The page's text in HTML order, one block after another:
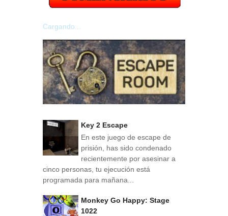
Cargando...
Key 2 Escape
En este juego de escape de
prisión, has sido condenado
recientemente por asesinar a
cinco personas, tu ejecución está
programada para mañana...
Monkey Go Happy: Stage
1022